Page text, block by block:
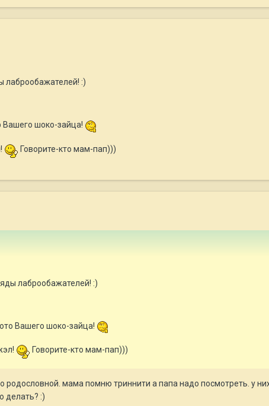
лаброобажателей! :)
Вашего шоко-зайца!
Говорите-кто мам-пап)))
лаброобажателей! :)
Вашего шоко-зайца!
Говорите-кто мам-пап)))
родословной. мама помню триннити а папа надо посмотреть. у
делать? :)